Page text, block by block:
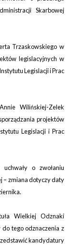
Skarbowej
Trzaskowskiego w
legislacyjnych w
Legislacji i Prac
Wilińskiej-Zelek
projektów
Legislacji i Prac
o zwołaniu
– zmiana dotyczy daty
Wielkiej Odznaki
tego odznaczenia z
kandydatury